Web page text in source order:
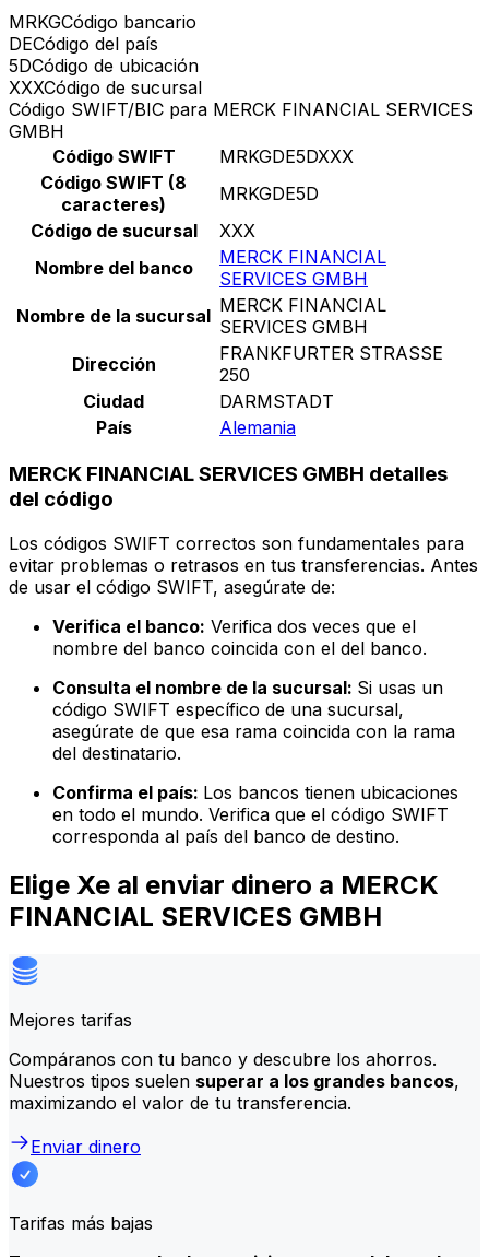
MRKGCódigo bancario
DECódigo del país
5DCódigo de ubicación
XXXCódigo de sucursal
Código SWIFT/BIC para MERCK FINANCIAL SERVICES
GMBH
Código SWIFT
MRKGDE5DXXX
Código SWIFT (8
caracteres)
MRKGDE5D
Código de sucursal
XXX
Nombre del banco
MERCK FINANCIAL
SERVICES GMBH
Nombre de la sucursal MERCK FINANCIAL
SERVICES GMBH
Dirección
FRANKFURTER STRASSE
250
Ciudad
DARMSTADT
País
Alemania
MERCK FINANCIAL SERVICES GMBH detalles
del código
Los códigos SWIFT correctos son fundamentales para
evitar problemas o retrasos en tus transferencias. Antes
de usar el código SWIFT, asegúrate de:
Verifica el banco: Verifica dos veces que el
nombre del banco coincida con el del banco.
Consulta el nombre de la sucursal: Si usas un
código SWIFT específico de una sucursal,
asegúrate de que esa rama coincida con la rama
del destinatario.
Confirma el país: Los bancos tienen ubicaciones
en todo el mundo. Verifica que el código SWIFT
corresponda al país del banco de destino.
Elige Xe al enviar dinero a MERCK
FINANCIAL SERVICES GMBH
Mejores tarifas
Compáranos con tu banco y descubre los ahorros.
Nuestros tipos suelen superar a los grandes bancos,
maximizando el valor de tu transferencia.
Enviar dinero
Tarifas más bajas